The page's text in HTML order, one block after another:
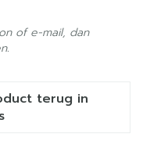
terug in
of e-mail, dan